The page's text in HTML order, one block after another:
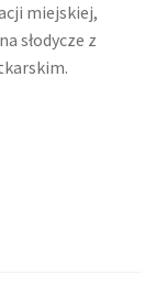
miejskiej,
słodycze z